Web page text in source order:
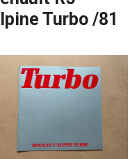
Turbo /81